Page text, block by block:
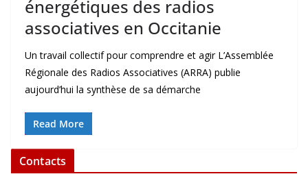
énergétiques des radios
associatives en Occitanie
Un travail collectif pour comprendre et agir L’Assemblée
Régionale des Radios Associatives (ARRA) publie
aujourd’hui la synthèse de sa démarche
Read More
Contacts